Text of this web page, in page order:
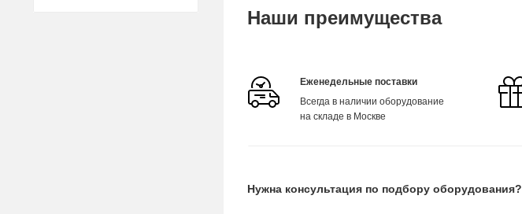
Наши преимущества
Еженедельные поставки
Всегда в наличии оборудование
на складе в Москве
Нужна консультация по подбору оборудования?